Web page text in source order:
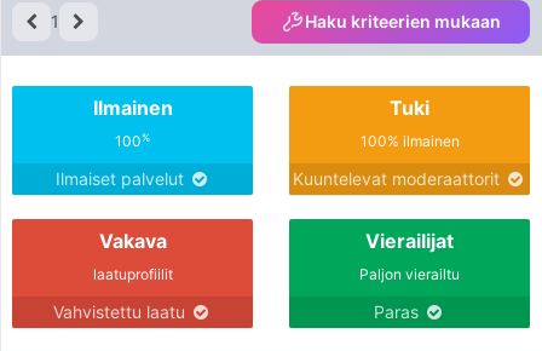
1 Haku kriteerien mukaan
Ilmainen
100%
Ilmaiset palvelut
Tuki
100% ilmainen
Kuuntelevat moderaattorit
Vakava
laatuprofiilit
Vahvistettu laatu
Vierailijat
Paljon vierailtu
Paras